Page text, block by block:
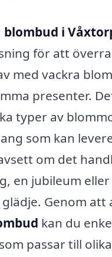
blombud i
för att
med vackra
presenter.
typer av
som kan
om det
en jubileum
Genom att
kan du
passar till